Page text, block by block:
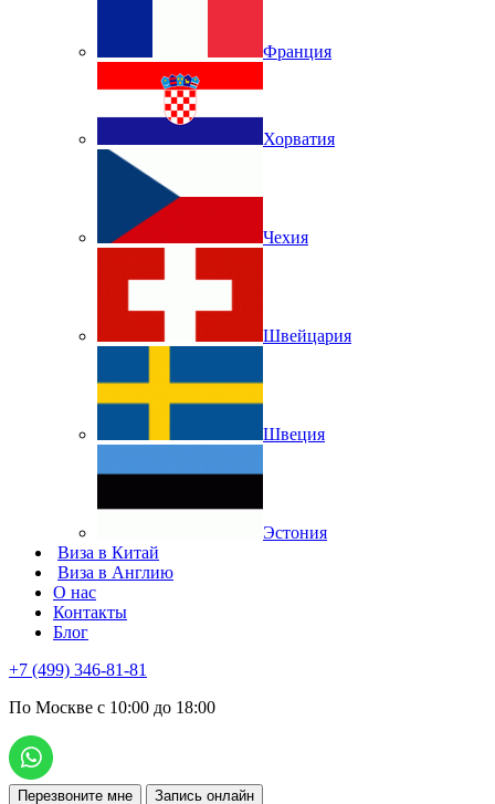
Франция
Хорватия
Чехия
Швейцария
Швеция
Эстония
Виза в Китай
Виза в Англию
О нас
Контакты
Блог
+7 (499) 346-81-81
По Москве с 10:00 до 18:00
Перезвоните мне Запись онлайн